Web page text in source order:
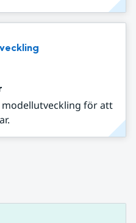
modellutveckling för att